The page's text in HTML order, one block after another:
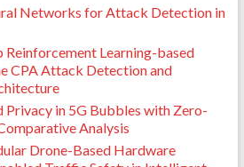
Networks for Attack Detection in
Reinforcement Learning-based
CPA Attack Detection and
Privacy in 5G Bubbles with Zero-
Analysis
Drone-Based Hardware